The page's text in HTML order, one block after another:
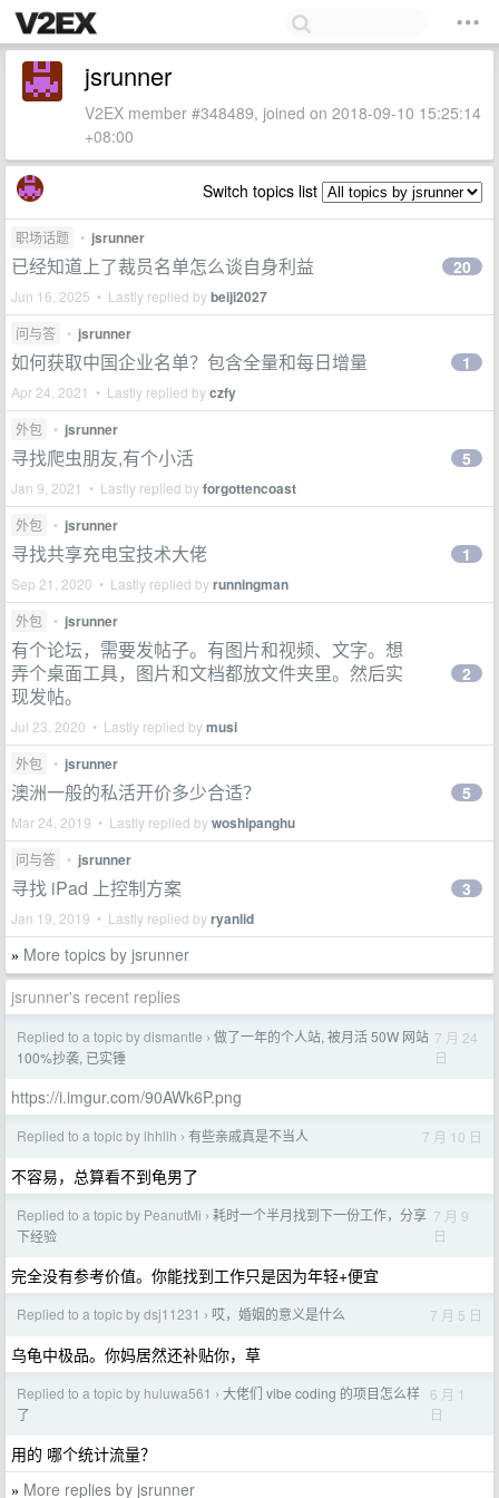
jsrunner
V2EX member #348489, joined on 2018-09-10 15:25:14
+08:00
Switch topics list
职场话题 • jsrunner
已经知道上了裁员名单怎么谈自身利益
Jun 16, 2025 • Lastly replied bybeiji2027
20
问与答 • jsrunner
如何获取中国企业名单？包含全量和每日增量
Apr 24, 2021 • Lastly replied byczfy
1
外包 • jsrunner
寻找爬虫朋友,有个小活
Jan 9, 2021 • Lastly replied byforgottencoast
5
外包 • jsrunner
寻找共享充电宝技术大佬
Sep 21, 2020 • Lastly replied byrunningman
1
外包 • jsrunner
有个论坛，需要发帖子。有图片和视频、文字。想
弄个桌面工具，图片和文档都放文件夹里。然后实
现发帖。
Jul 23, 2020 • Lastly replied bymusi
2
外包 • jsrunner
澳洲一般的私活开价多少合适？
Mar 24, 2019 • Lastly replied bywoshipanghu
5
问与答 • jsrunner
寻找 iPad 上控制方案
Jan 19, 2019 • Lastly replied byryanlid
3
» More topics by jsrunner
jsrunner's recent replies
Replied to a topic by dismantle › 做了一年的个人站, 被月活 50W 网站
100%抄袭, 已实锤
7 月 24
日
https://i.imgur.com/90AWk6P.png
Replied to a topic by lhhllh › 有些亲戚真是不当人 7 月 10 日
不容易，总算看不到龟男了
Replied to a topic by PeanutMi › 耗时一个半月找到下一份工作，分享
下经验
7 月 9
日
完全没有参考价值。你能找到工作只是因为年轻+便宜
Replied to a topic by dsj11231 › 哎，婚姻的意义是什么 7 月 5 日
乌龟中极品。你妈居然还补贴你，草
Replied to a topic by huluwa561 › 大佬们 vibe coding 的项目怎么样
了
6 月 1
日
用的 哪个统计流量？
» More replies by jsrunner